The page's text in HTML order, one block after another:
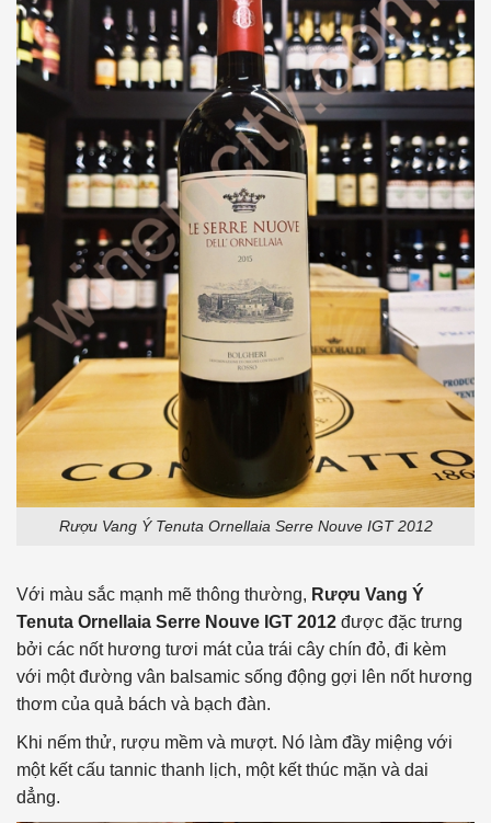
Rượu Vang Ý Tenuta Ornellaia Serre Nouve IGT 2012
Với màu sắc mạnh mẽ thông thường, Rượu Vang Ý
Tenuta Ornellaia Serre Nouve IGT 2012 được đặc trưng
bởi các nốt hương tươi mát của trái cây chín đỏ, đi kèm
với một đường vân balsamic sống động gợi lên nốt hương
thơm của quả bách và bạch đàn.
Khi nếm thử, rượu mềm và mượt. Nó làm đầy miệng với
một kết cấu tannic thanh lịch, một kết thúc mặn và dai
dẳng.